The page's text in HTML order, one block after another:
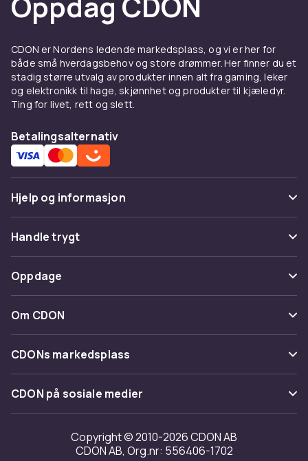
CDON er Nordens ledende markedsplass, og vi er her for
både små hverdagsbehov og store drømmer. Her finner du et
stadig større utvalg av produkter innen alt fra gaming, leker
og elektronikk til hage, skjønnhet og produkter til kjæledyr.
Ting for livet, rett og slett.
Betalingsalternativ
Hjelp og informasjon
Vanlige spørsmål
Spor pakke
Angre & returner her
Kontakt oss
Handle trygt
Betaling
Levering
Tilbakekallinger
Oppdage
Kategorier
Varemerker
Om CDON
Om oss
Kundeanmeldelser
Jobbe på CDON
Investor relations
CDONs markedsplass
Merchant Help Center
CDON på sosiale medier
Copyright © 2010-2026 CDON AB
CDON AB, Org.nr: 556406-1702